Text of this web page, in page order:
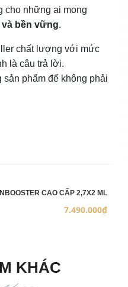
cho những ai mong
bền vững.
chất lượng với mức
là câu trả lời.
phẩm để không phải
CAO CẤP 2,7X2 ML
7.490.000₫
KHÁC